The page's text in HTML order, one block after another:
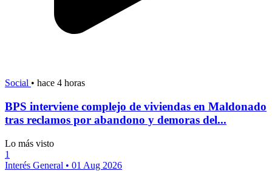
Social • hace 4 horas
BPS interviene complejo de viviendas en Maldonado
tras reclamos por abandono y demoras del...
Lo más visto
1
Interés General • 01 Aug 2026